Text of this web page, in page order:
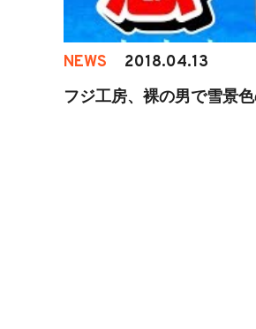
NEWS 2018.04.13
フジ工房、裸の男で雪景